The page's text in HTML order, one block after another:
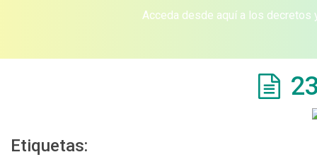
Acceda desde aquí a los
Etiquetas: